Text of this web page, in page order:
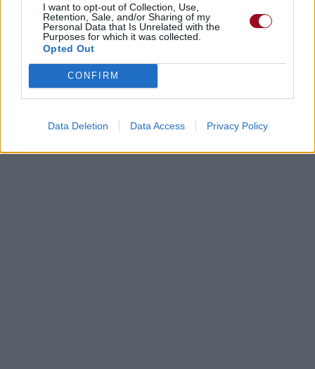
I want to opt-out of Collection, Use,
Retention, Sale, and/or Sharing of my
Personal Data that Is Unrelated with the
Purposes for which it was collected.
Opted Out
CONFIRM
Data Deletion Data Access Privacy Policy